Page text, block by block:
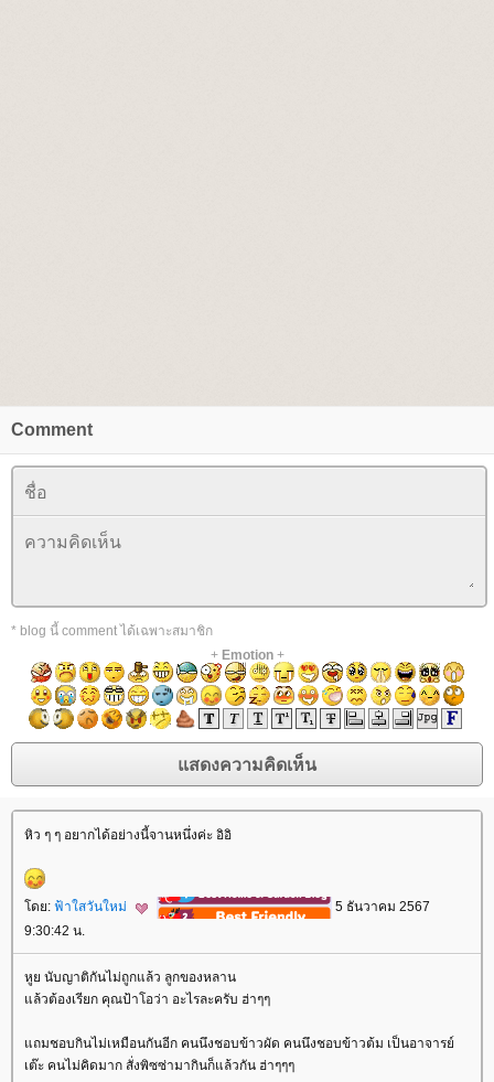
Comment
* blog นี้ comment ได้เฉพาะสมาชิก
+ Emotion+
หิว ๆ ๆ อยากได้อย่างนี้จานหนึ่งค่ะ อิอิ
ดย: ฟ้าใสวันใหม่
5 ธันวาคม 2567
9:30:42 น.
หูย นับญาติกันไม่ถูกแล้ว ลูกของหลาน
ล้วต้องเรียก คุณป้าโอว่า อะไรละครับ ฮ่าๆๆ
ถมชอบกินไม่เหมือนกันอีก คนนึงชอบข้าวผัด คนนึงชอบข้าวต้ม เป็นอาจารย์
เต๊ะ คนไม่คิดมาก สั่งพิซซ่ามากินก็แล้วกัน ฮ่าๆๆๆ